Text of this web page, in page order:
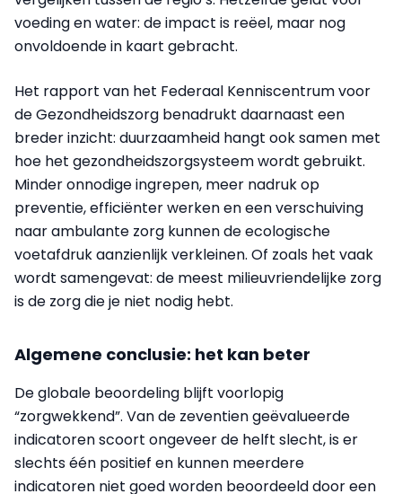
voeding en water: de impact is reëel, maar nog
onvoldoende in kaart gebracht.
Het rapport van het Federaal Kenniscentrum voor
de Gezondheidszorg benadrukt daarnaast een
breder inzicht: duurzaamheid hangt ook samen met
hoe het gezondheidszorgsysteem wordt gebruikt.
Minder onnodige ingrepen, meer nadruk op
preventie, efficiënter werken en een verschuiving
naar ambulante zorg kunnen de ecologische
voetafdruk aanzienlijk verkleinen. Of zoals het vaak
wordt samengevat: de meest milieuvriendelijke zorg
is de zorg die je niet nodig hebt.
Algemene conclusie: het kan beter
De globale beoordeling blijft voorlopig
“zorgwekkend”. Van de zeventien geëvalueerde
indicatoren scoort ongeveer de helft slecht, is er
slechts één positief en kunnen meerdere
indicatoren niet goed worden beoordeeld door een